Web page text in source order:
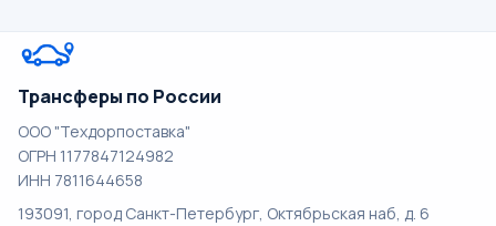
Трансферы по России
ООО "Техдорпоставка"
ОГРН 1177847124982
ИНН 7811644658
193091, город Санкт-Петербург, Октябрьская наб, д. 6